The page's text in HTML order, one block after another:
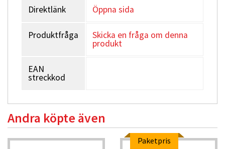
Direktlänk Öppna sida
Produktfråga Skicka en fråga om denna
produkt
EAN
streckkod
Andra köpte även
Paketpris